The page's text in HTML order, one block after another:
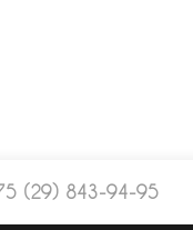
(29) 843-94-95